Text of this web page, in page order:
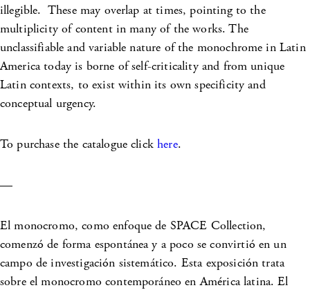
illegible. These may overlap at times, pointing to the
multiplicity of content in many of the works. The
unclassifiable and variable nature of the monochrome in Latin
America today is borne of self-criticality and from unique
Latin contexts, to exist within its own specificity and
conceptual urgency.
To purchase the catalogue clickhere.
—
El monocromo, como enfoque de SPACE Collection,
comenzó de forma espontánea y a poco se convirtió en un
campo de investigación sistemático. Esta exposición trata
sobre el monocromo contemporáneo en América latina. El